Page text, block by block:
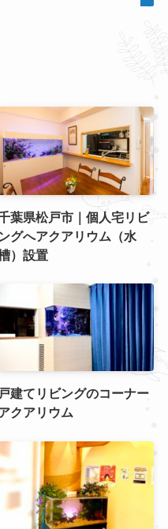
葉県松戸市｜個人宅リビ
ングへアクアリウム（水
）設置
戸建てリビングのコーナー
クアリウム